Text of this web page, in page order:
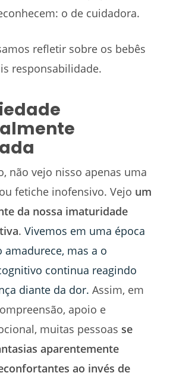
o de cuidadora.
refletir sobre os bebês
responsabilidade.
não vejo nisso apenas uma
fetiche inofensivo. Vejo um
da nossa imaturidade
. Vivemos em uma época
mas a o
continua reagindo
diante da dor. Assim, em
apoio e
muitas pessoas se
aparentemente
ao invés de